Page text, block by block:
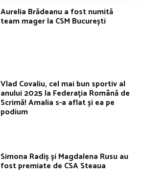
Aurelia Brădeanu a fost numită
team mager la CSM București
Vlad Covaliu, cel mai bun sportiv al
anului 2025 la Federația Română de
Scrimă! Amalia s-a aflat și ea pe
podium
Simona Radiș și Magdalena Rusu au
fost premiate de CSA Steaua